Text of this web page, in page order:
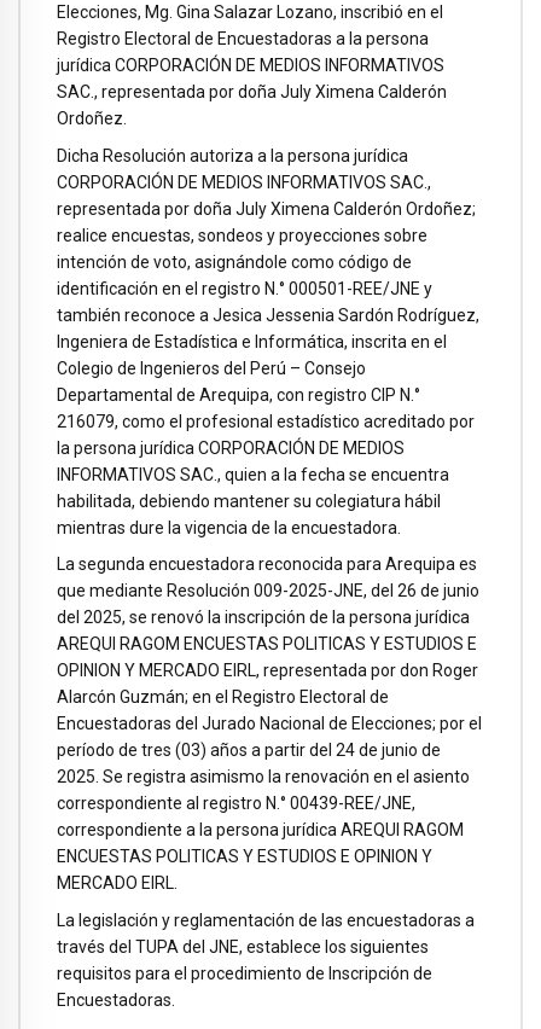
Elecciones, Mg. Gina Salazar Lozano, inscribió en el
Registro Electoral de Encuestadoras a la persona
jurídica CORPORACIÓN DE MEDIOS INFORMATIVOS
SAC., representada por doña July Ximena Calderón
Ordoñez.
Dicha Resolución autoriza a la persona jurídica
CORPORACIÓN DE MEDIOS INFORMATIVOS SAC.,
representada por doña July Ximena Calderón Ordoñez;
realice encuestas, sondeos y proyecciones sobre
intención de voto, asignándole como código de
identificación en el registro N.° 000501-REE/JNE y
también reconoce a Jesica Jessenia Sardón Rodríguez,
Ingeniera de Estadística e Informática, inscrita en el
Colegio de Ingenieros del Perú – Consejo
Departamental de Arequipa, con registro CIP N.°
216079, como el profesional estadístico acreditado por
la persona jurídica CORPORACIÓN DE MEDIOS
INFORMATIVOS SAC., quien a la fecha se encuentra
habilitada, debiendo mantener su colegiatura hábil
mientras dure la vigencia de la encuestadora.
La segunda encuestadora reconocida para Arequipa es
que mediante Resolución 009-2025-JNE, del 26 de junio
del 2025, se renovó la inscripción de la persona jurídica
AREQUI RAGOM ENCUESTAS POLITICAS Y ESTUDIOS E
OPINION Y MERCADO EIRL, representada por don Roger
Alarcón Guzmán; en el Registro Electoral de
Encuestadoras del Jurado Nacional de Elecciones; por el
período de tres (03) años a partir del 24 de junio de
2025. Se registra asimismo la renovación en el asiento
correspondiente al registro N.° 00439-REE/JNE,
correspondiente a la persona jurídica AREQUI RAGOM
ENCUESTAS POLITICAS Y ESTUDIOS E OPINION Y
MERCADO EIRL.
La legislación y reglamentación de las encuestadoras a
través del TUPA del JNE, establece los siguientes
requisitos para el procedimiento de Inscripción de
Encuestadoras.